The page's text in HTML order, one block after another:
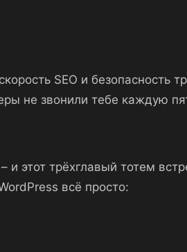
SEO и безопасность
не звонили тебе каждую
этот трёхглавый тотем
всё просто: